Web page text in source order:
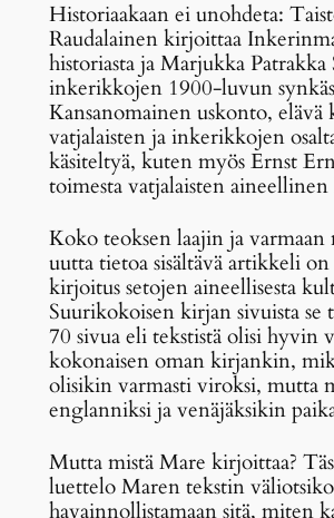
Historiaakaan ei unohdeta:
Raudalainen kirjoittaa
historiasta ja Marjukka
inkerikkojen 1900-luvun
Kansanomainen uskonto, elävä
vatjalaisten ja inkerikkojen
käsiteltyä, kuten myös Ernst
toimesta vatjalaisten
Koko teoksen laajin ja varmaan
uutta tietoa sisältävä artikkeli on
kirjoitus setojen aineellisesta
Suurikokoisen kirjan sivuista se
70 sivua eli tekstistä olisi hyvin
kokonaisen oman kirjankin,
olisikin varmasti viroksi, mutta
englanniksi ja venäjäksikin
Mutta mistä Mare kirjoittaa?
luettelo Maren tekstin
havainnollistamaan sitä, miten